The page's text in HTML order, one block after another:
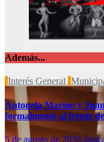
Además...
Interés General
Antonela Marino y
formalmente al frente
5 de agosto de 2026